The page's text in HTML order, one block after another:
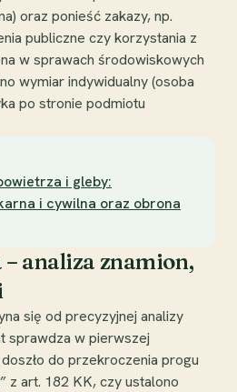
oraz ponieść zakazy, np.
publiczne czy korzystania z
w sprawach środowiskowych
wymiar indywidualny (osoba
po stronie podmiotu
i gleby:
i cywilna oraz obrona
analiza znamion,
się od precyzyjnej analizy
sprawdza w pierwszej
do przekroczenia progu
z art. 182 KK, czy ustalono